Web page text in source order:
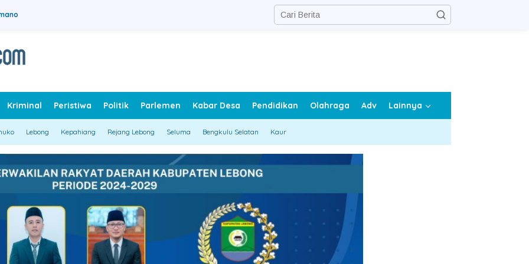
Kriminal Peristiwa Politik Parlemen Kabar Desa Pendidikan Olahraga Adv Lainnya
Lebong Kepahiang Rejang Lebong Seluma Bengkulu Selatan Kaur